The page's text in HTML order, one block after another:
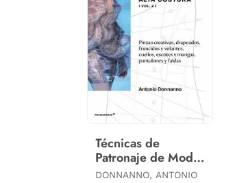
Técnicas de
Patronaje de Moda
Alta Costura (Vol.
DONNANNO, ANTONIO